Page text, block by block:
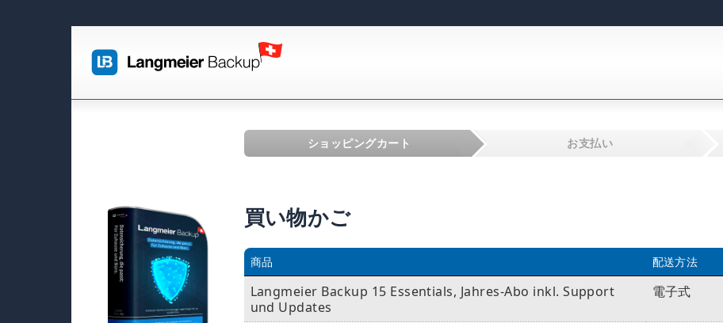
ショッピングカート お支払い
買い物かご
商品 配送方法
Langmeier Backup 15 Essentials, Jahres-Abo inkl. Support
und Updates
電子式